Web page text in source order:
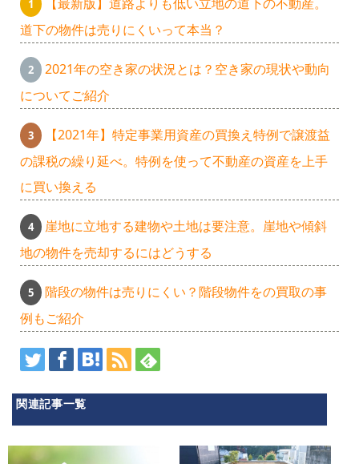
道下の物件は売りにくいって本当？
2021年の空き家の状況とは？空き家の現状や動向
についてご紹介
【2021年】特定事業用資産の買換え特例で譲渡益
の課税の繰り延べ。特例を使って不動産の資産を上手
に買い換える
崖地に立地する建物や土地は要注意。崖地や傾斜
地の物件を売却するにはどうする
階段の物件は売りにくい？階段物件をの買取の事
例もご紹介
関連記事一覧